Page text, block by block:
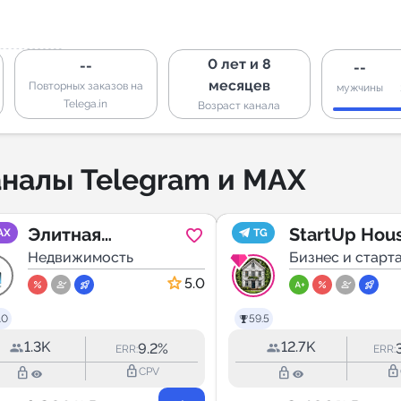
--
Повторных заказов на
Telega.in
0 лет и 8
месяцев
Возраст канала
--
мужчины
Telegram и MAX
Элитная
недвижимость
Москвы
Недвижимость
5.0
1.3K ERR:9.2%
lock_outline lock_outlineCPV
TG
59.5
StartUp
Бизнес и
12.7K ERR:
lock_outline lock_outline